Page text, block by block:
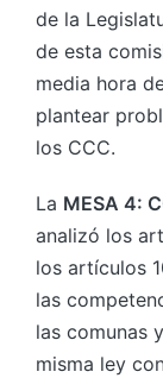
de la
de esta
media hora
plantear
los CCC.
La MESA 4:
analizó los
los artículos
las
las comunas
misma ley